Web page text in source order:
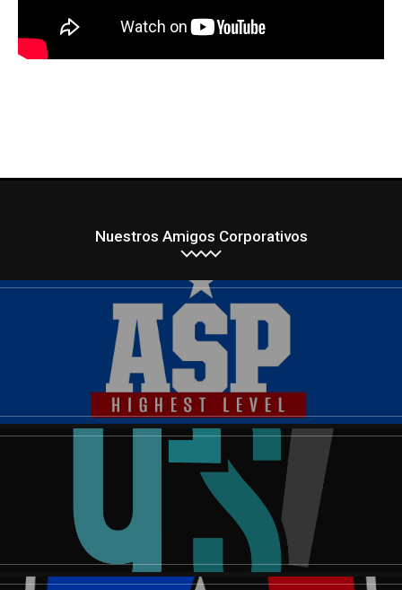
Nuestros Amigos Corporativos